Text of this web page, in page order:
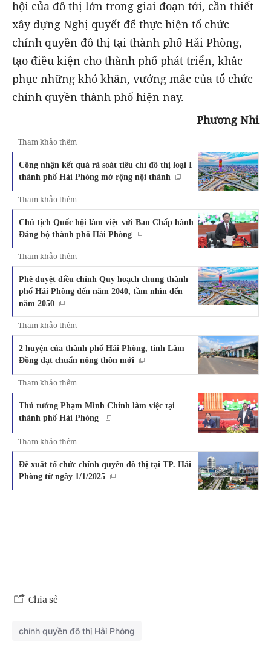
hội của đô thị lớn trong giai đoạn tới, cần thiết
xây dựng Nghị quyết để thực hiện tổ chức
chính quyền đô thị tại thành phố Hải Phòng,
tạo điều kiện cho thành phố phát triển, khắc
phục những khó khăn, vướng mắc của tổ chức
chính quyền thành phố hiện nay.
Phương Nhi
Tham khảo thêm
Công nhận kết quả rà soát tiêu chí đô thị loại I
thành phố Hải Phòng mở rộng nội thành
Tham khảo thêm
Chủ tịch Quốc hội làm việc với Ban Chấp hành
Đảng bộ thành phố Hải Phòng
Tham khảo thêm
Phê duyệt điều chỉnh Quy hoạch chung thành
phố Hải Phòng đến năm 2040, tầm nhìn đến
năm 2050
Tham khảo thêm
2 huyện của thành phố Hải Phòng, tỉnh Lâm
Đồng đạt chuẩn nông thôn mới
Tham khảo thêm
Thủ tướng Phạm Minh Chính làm việc tại
thành phố Hải Phòng
Tham khảo thêm
Đề xuất tổ chức chính quyền đô thị tại TP. Hải
Phòng từ ngày 1/1/2025
Chia sẻ
chính quyền đô thị Hải Phòng